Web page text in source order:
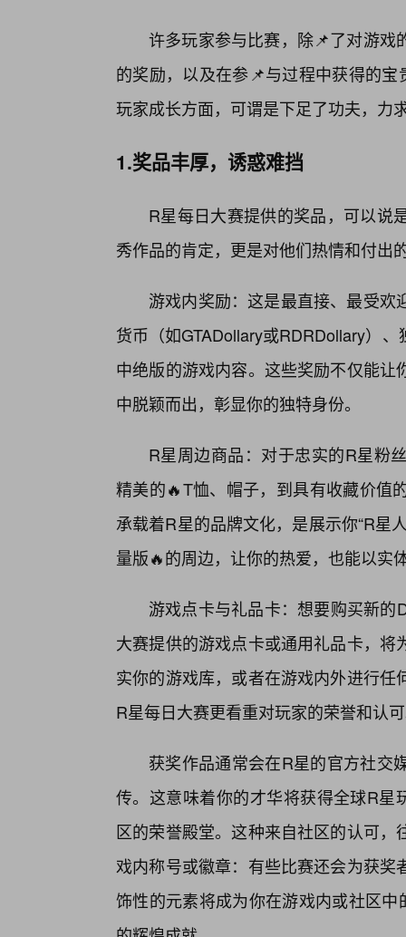
许多玩家参与比赛，除📌了对游戏
的奖励，以及在参📌与过程中获得的
玩家成长方面，可谓是下足了功夫，力
1.奖品丰厚，诱惑难挡
R星每日大赛提供的奖品，可以说
秀作品的肯定，更是对他们热情和付出
游戏内奖励：这是最直接、最受
货币（如GTADollary或RDRDollary）
中绝版的游戏内容。这些奖励不仅能
中脱颖而出，彰显你的独特身份。
R星周边商品：对于忠实的R星粉
精美的🔥T恤、帽子，到具有收藏价值
承载着R星的品牌文化，是展示你“R星
量版🔥的周边，让你的热爱，也能以实
游戏点卡与礼品卡：想要购买新
大赛提供的游戏点卡或通用礼品卡，
实你的游戏库，或者在游戏内外进行
R星每日大赛更看重对玩家的荣誉和认
获奖作品通常会在R星的官方社交
传。这意味着你的才华将获得全球R
区的荣誉殿堂。这种来自社区的认可
戏内称号或徽章：有些比赛还会为获
饰性的元素将成为你在游戏内或社区